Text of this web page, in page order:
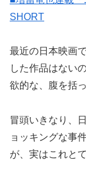
SHORT
最近の日本映画
した作品はない
欲的な、腹を括
冒頭いきなり、
ョッキングな事
が、実はこれと